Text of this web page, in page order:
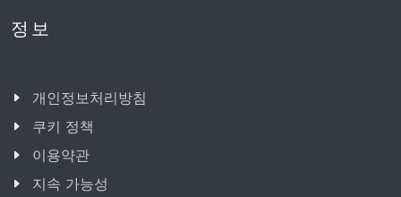
정보
개인정보처리방침
쿠키 정책
이용약관
지속 가능성